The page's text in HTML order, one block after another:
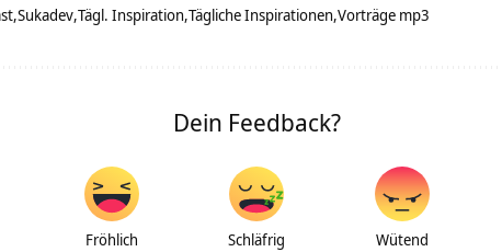
Sukadev Tägl. Inspiration Tägliche Inspirationen Vorträge mp3
Dein Feedback?
Fröhlich Schläfrig Wütend